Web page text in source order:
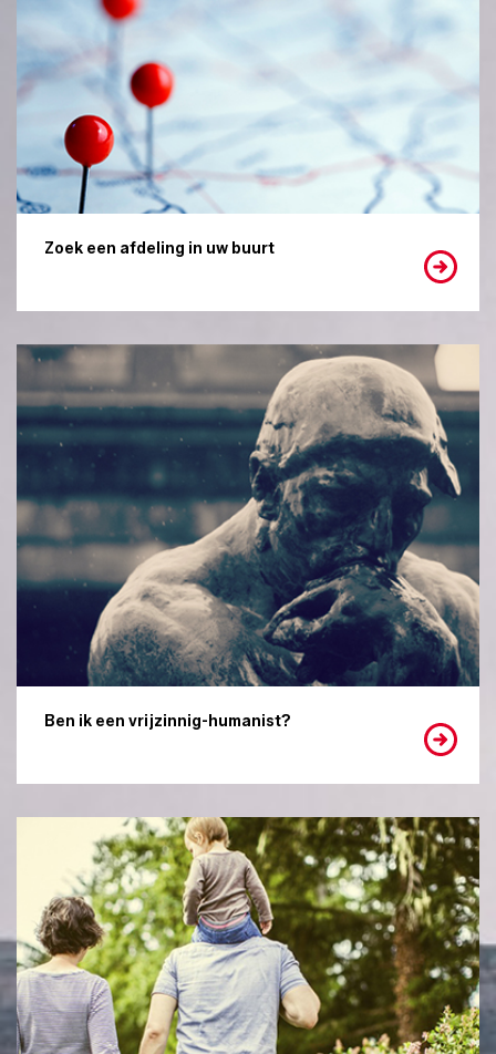
Zoek een afdeling in uw buurt
Ben ik een vrijzinnig-humanist?